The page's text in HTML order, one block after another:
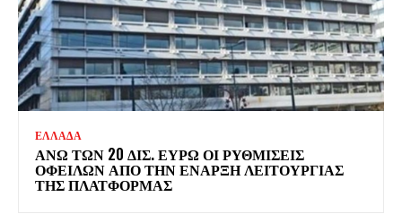
ΕΛΛΑΔΑ
ΆΝΩ ΤΩΝ 20 ΔΙΣ. ΕΥΡΏ ΟΙ ΡΥΘΜΊΣΕΙΣ
ΟΦΕΙΛΏΝ ΑΠΌ ΤΗΝ ΈΝΑΡΞΗ ΛΕΙΤΟΥΡΓΊΑΣ
ΤΗΣ ΠΛΑΤΦΌΡΜΑΣ